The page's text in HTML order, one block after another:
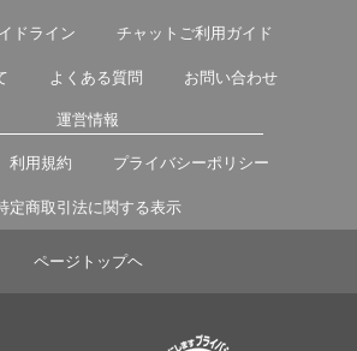
ドライン チャットご利用ガイド
よくある質問 お問い合わせ
運営情報
利用規約 プライバシーポリシー
定商取引法に関する表示
ページトップヘ